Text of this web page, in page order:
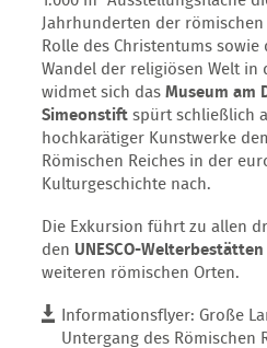
Jahrhunderten der
Rolle des Christentums
Wandel der religiösen Welt in
widmet sich das Museum am
Simeonstiftspürt schließlich
hochkarätiger Kunstwerke
Römischen Reiches in der
Kulturgeschichte nach.
Die Exkursion führt zu allen
den UNESCO-Welterbestätten
weiteren römischen Orten.
Informationsflyer: Große
Untergang des Römischen